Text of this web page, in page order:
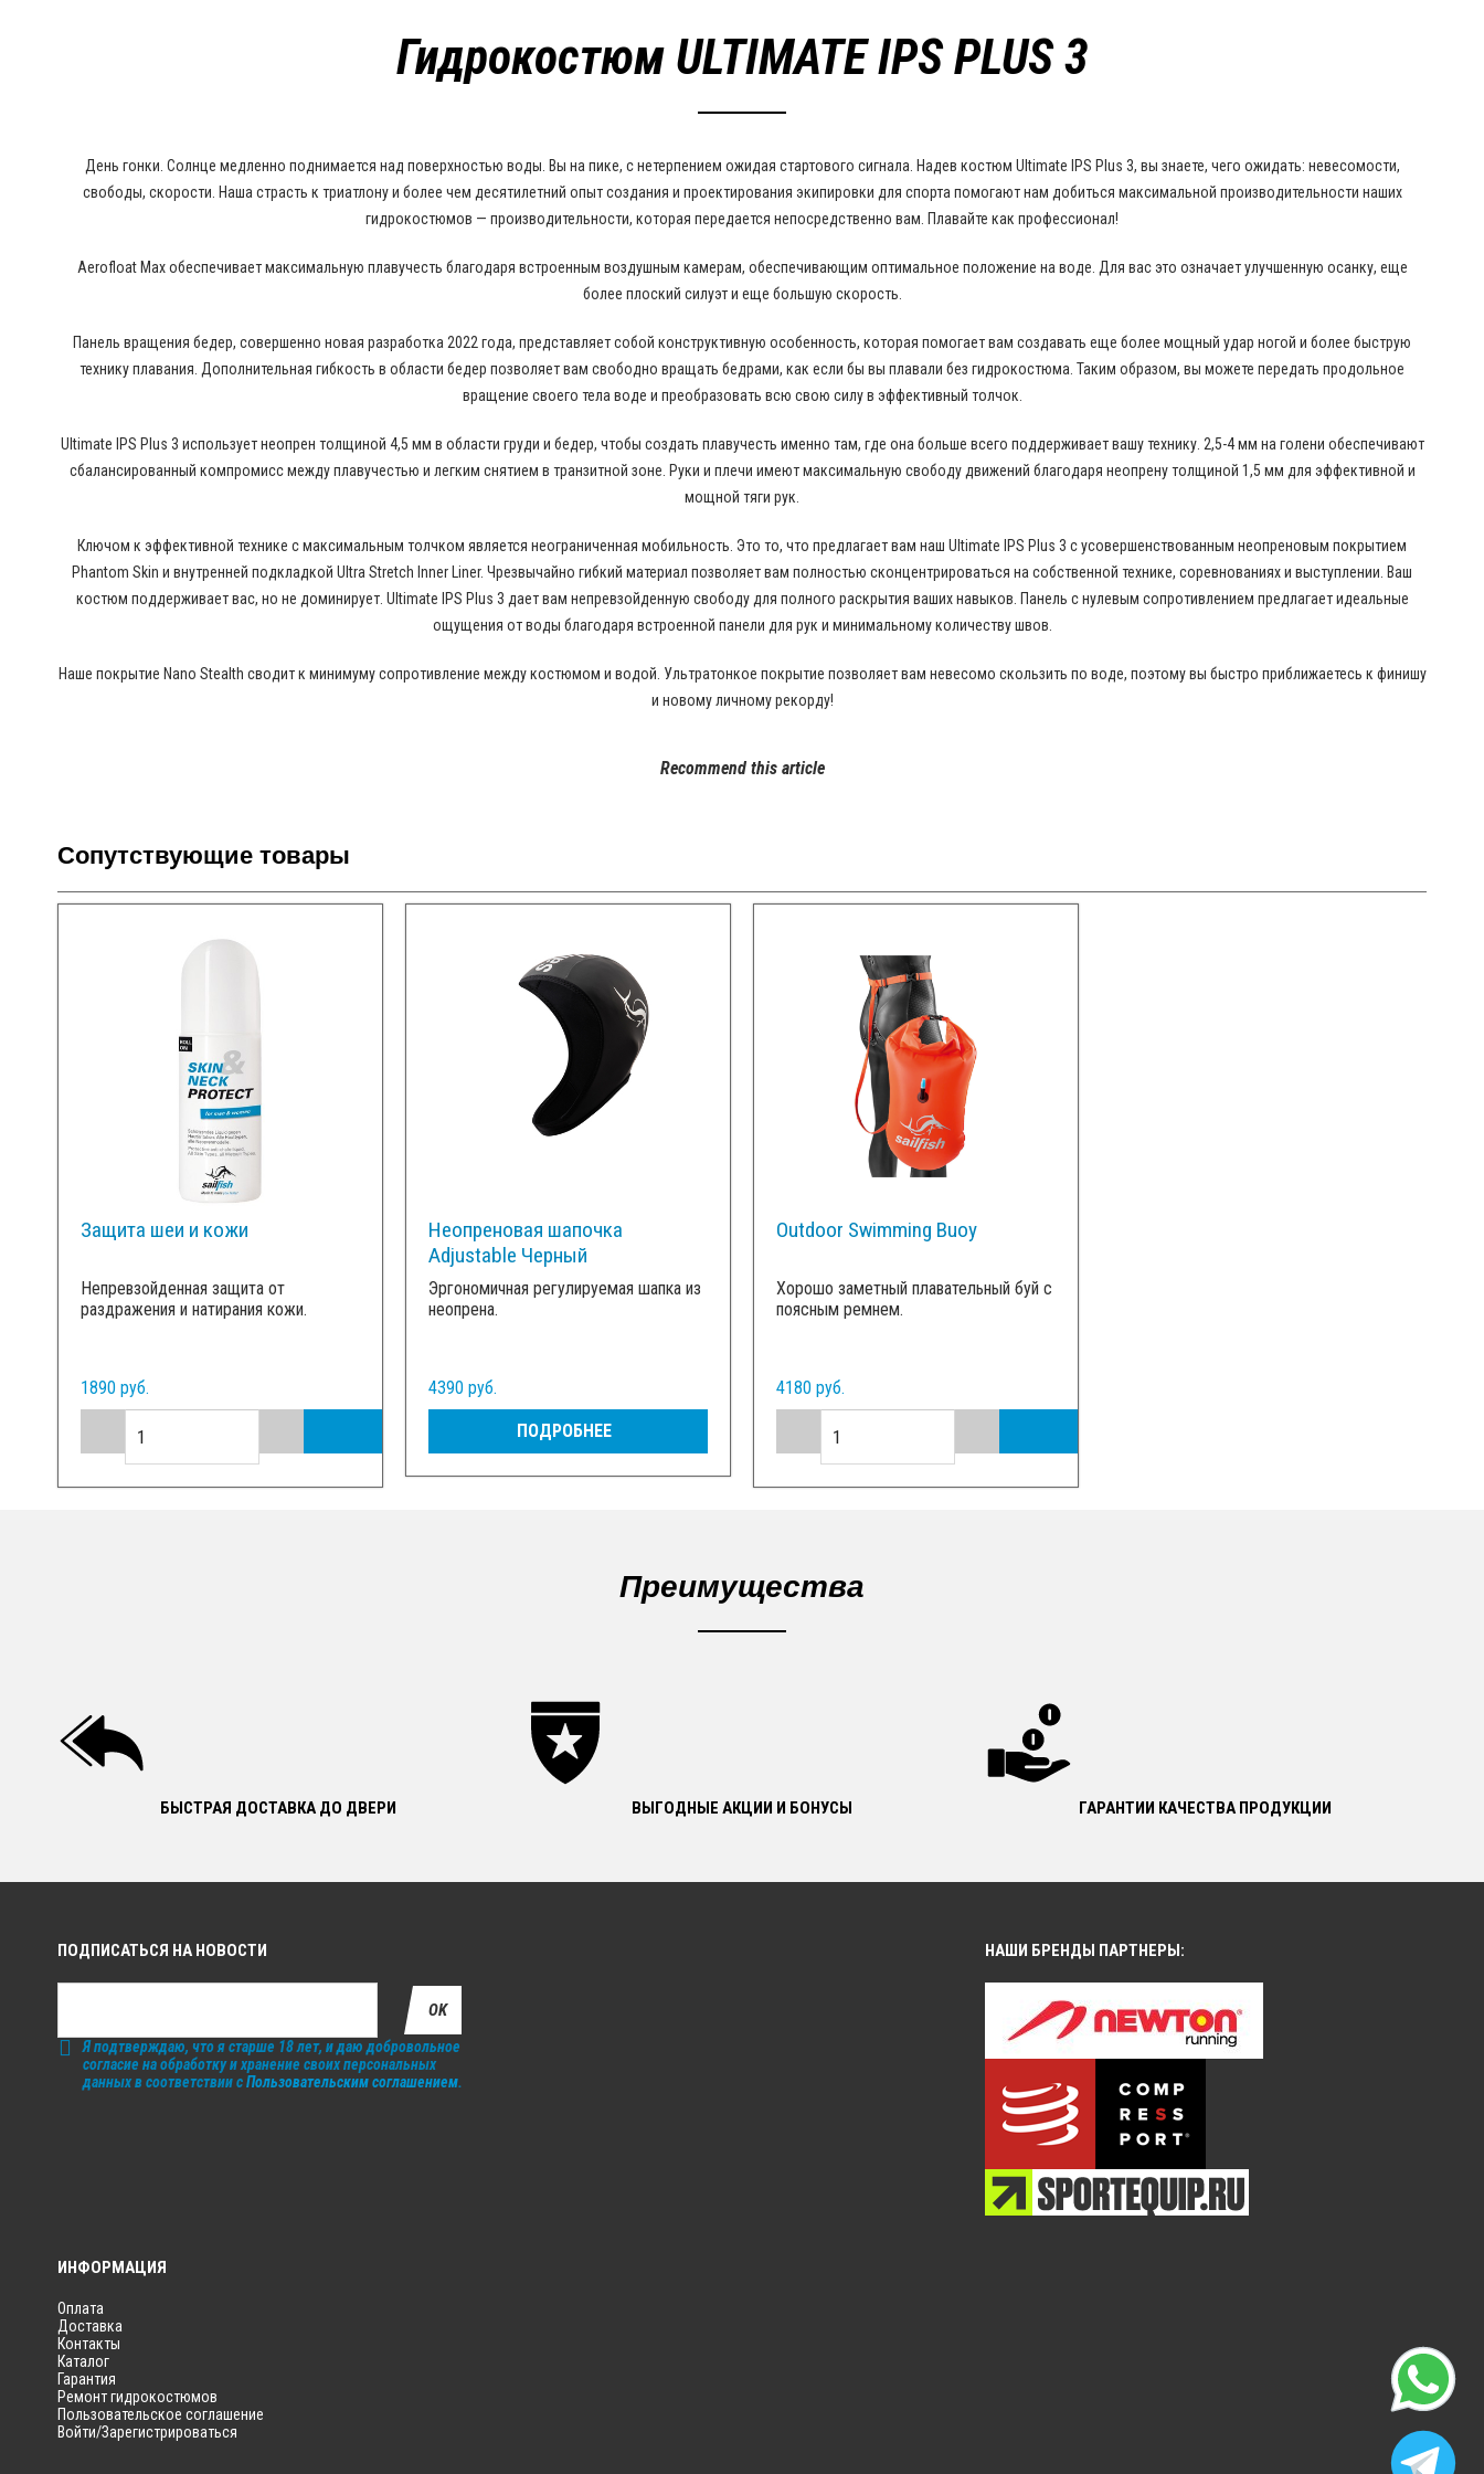
Гидрокостюм ULTIMATE IPS PLUS 3
День гонки. Солнце медленно поднимается над поверхностью воды. Вы на пике, с нетерпением ожидая стартового сигнала. Надев костюм Ultimate IPS Plus 3, вы знаете, чего ожидать: невесомости,
свободы, скорости. Наша страсть к триатлону и более чем десятилетний опыт создания и проектирования экипировки для спорта помогают нам добиться максимальной производительности наших
гидрокостюмов — производительности, которая передается непосредственно вам. Плавайте как профессионал!
Aerofloat Max обеспечивает максимальную плавучесть благодаря встроенным воздушным камерам, обеспечивающим оптимальное положение на воде. Для вас это означает улучшенную осанку, еще
более плоский силуэт и еще большую скорость.
Панель вращения бедер, совершенно новая разработка 2022 года, представляет собой конструктивную особенность, которая помогает вам создавать еще более мощный удар ногой и более быструю
технику плавания. Дополнительная гибкость в области бедер позволяет вам свободно вращать бедрами, как если бы вы плавали без гидрокостюма. Таким образом, вы можете передать продольное
вращение своего тела воде и преобразовать всю свою силу в эффективный толчок.
Ultimate IPS Plus 3 использует неопрен толщиной 4,5 мм в области груди и бедер, чтобы создать плавучесть именно там, где она больше всего поддерживает вашу технику. 2,5-4 мм на голени обеспечивают
сбалансированный компромисс между плавучестью и легким снятием в транзитной зоне. Руки и плечи имеют максимальную свободу движений благодаря неопрену толщиной 1,5 мм для эффективной и
мощной тяги рук.
Ключом к эффективной технике с максимальным толчком является неограниченная мобильность. Это то, что предлагает вам наш Ultimate IPS Plus 3 с усовершенствованным неопреновым покрытием
Phantom Skin и внутренней подкладкой Ultra Stretch Inner Liner. Чрезвычайно гибкий материал позволяет вам полностью сконцентрироваться на собственной технике, соревнованиях и выступлении. Ваш
костюм поддерживает вас, но не доминирует. Ultimate IPS Plus 3 дает вам непревзойденную свободу для полного раскрытия ваших навыков. Панель с нулевым сопротивлением предлагает идеальные
ощущения от воды благодаря встроенной панели для рук и минимальному количеству швов.
Наше покрытие Nano Stealth сводит к минимуму сопротивление между костюмом и водой. Ультратонкое покрытие позволяет вам невесомо скользить по воде, поэтому вы быстро приближаетесь к финишу
и новому личному рекорду!
Recommend this article
Сопутствующие товары
Защита шеи и кожи
Непревзойденная защита от
раздражения и натирания кожи.
1890 руб.
Неопреновая шапочка
Adjustable Черный
Эргономичная регулируемая шапка из
неопрена.
4390 руб.
ПОДРОБНЕЕ
Outdoor Swimming Buoy
Хорошо заметный плавательный буй с
поясным ремнем.
4180 руб.
Преимущества
БЫСТРАЯ ДОСТАВКА ДО ДВЕРИ ВЫГОДНЫЕ АКЦИИ И БОНУСЫ ГАРАНТИИ КАЧЕСТВА ПРОДУКЦИИ
ПОДПИСАТЬСЯ НА НОВОСТИ
OK
Я подтверждаю, что я старше 18 лет, и даю добровольное
согласие на обработку и хранение своих персональных
данных в соответствии сПользовательским соглашением.
НАШИ БРЕНДЫ ПАРТНЕРЫ:
ИНФОРМАЦИЯ
Оплата
Доставка
Контакты
Каталог
Гарантия
Ремонт гидрокостюмов
Пользовательское соглашение
Войти/Зарегистрироваться